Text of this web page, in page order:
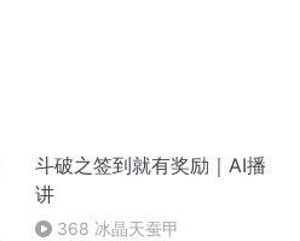
斗破之签到就有奖励｜AI播
讲
368 冰晶天蚕甲